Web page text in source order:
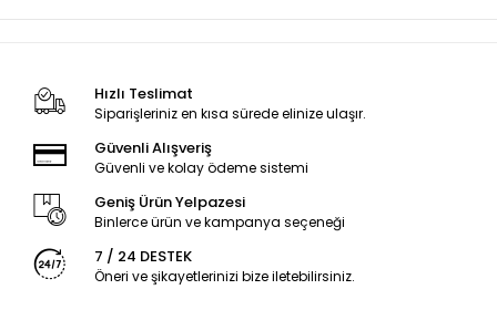
Hızlı Teslimat
Siparişleriniz en kısa sürede elinize ulaşır.
Güvenli Alışveriş
Güvenli ve kolay ödeme sistemi
Geniş Ürün Yelpazesi
Binlerce ürün ve kampanya seçeneği
7 / 24 DESTEK
Öneri ve şikayetlerinizi bize iletebilirsiniz.